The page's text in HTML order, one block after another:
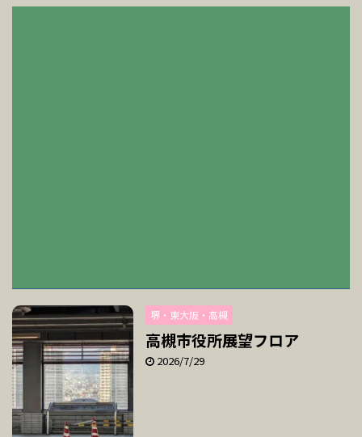
堺・東大阪・高槻
高槻市役所展望フロア
2026/7/29